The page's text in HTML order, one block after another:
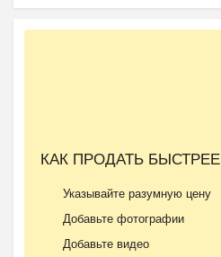
КАК ПРОДАТЬ БЫСТРЕЕ
Указывайте разумную цену
Добавьте фотографии
Добавьте видео